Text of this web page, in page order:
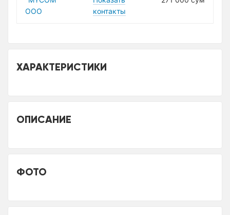
ООО
контакты
ХАРАКТЕРИСТИКИ
ОПИСАНИЕ
ФОТО